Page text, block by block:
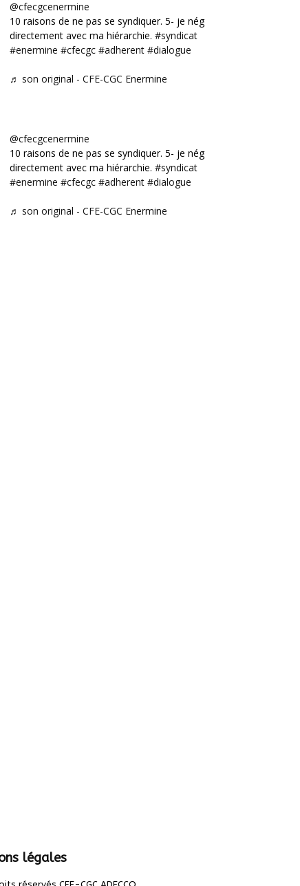
@cfecgcenermine
10 raisons de ne pas se syndiquer. 5- je négocie
directement avec ma hiérarchie. #syndicat
#enermine #cfecgc #adherent #dialogue
♬ son original - CFE-CGC Enermine
@cfecgcenermine
10 raisons de ne pas se syndiquer. 5- je négocie
directement avec ma hiérarchie. #syndicat
#enermine #cfecgc #adherent #dialogue
♬ son original - CFE-CGC Enermine
légales